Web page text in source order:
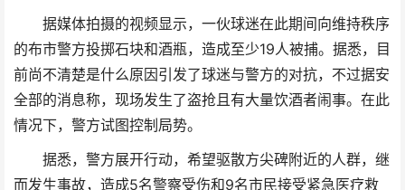
据媒体拍摄的视频显示，一伙球迷在此期间向维持秩序
的布市警方投掷石块和酒瓶，造成至少19人被捕。据悉，目
前尚不清楚是什么原因引发了球迷与警方的对抗，不过据安
全部的消息称，现场发生了盗抢且有大量饮酒者闹事。在此
情况下，警方试图控制局势。
据悉，警方展开行动，希望驱散方尖碑附近的人群，继
而发生事故，造成5名警察受伤和9名市民接受紧急医疗救